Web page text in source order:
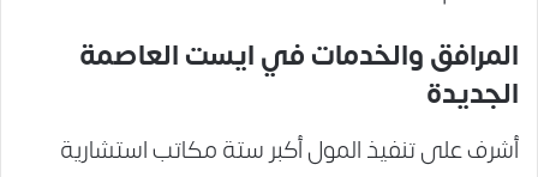
المرافق والخدمات في ايستالعاصمة
الجديدة
أشرف على تنفيذ المول أكبر ستة مكاتب استشارية